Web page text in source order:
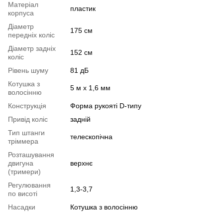
Матеріал
корпуса
пластик
Діаметр
передніх коліс
175 см
Діаметр задніх
коліс
152 см
Рівень шуму
81 дБ
Котушка з
волосінню
5 м х 1,6 мм
Конструкція
Форма рукояті D-типу
Привід коліс
задній
Тип штанги
тріммера
телескопічна
Розташування
двигуна
(тримери)
верхнє
Регулювання
по висоті
1,3-3,7
Насадки
Котушка з волосінню